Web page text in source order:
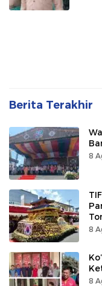
Berita Terakhir
8
8
8